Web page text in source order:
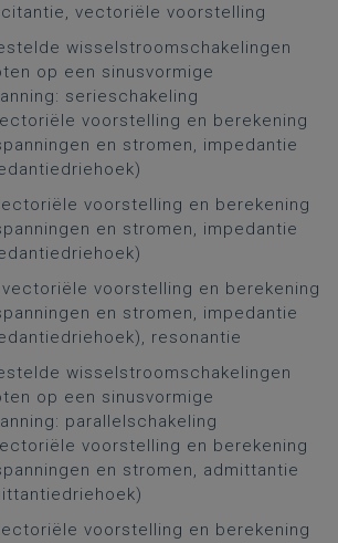
vectoriële voorstelling
wisselstroomschakelingen
op een sinusvormige
serieschakeling
voorstelling en berekening
en stromen, impedantie
voorstelling en berekening
en stromen, impedantie
vectoriële voorstelling en berekening
en stromen, impedantie
resonantie
wisselstroomschakelingen
op een sinusvormige
parallelschakeling
voorstelling en berekening
en stromen, admittantie
voorstelling en berekening